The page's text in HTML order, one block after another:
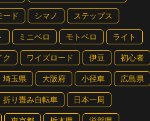
ード シマノ ステップス
ミニベロ モトベロ ライト
ク ワイズロード 伊豆 初心者
埼玉県 大阪府 小径車 広島県
折り畳み自転車 日本一周